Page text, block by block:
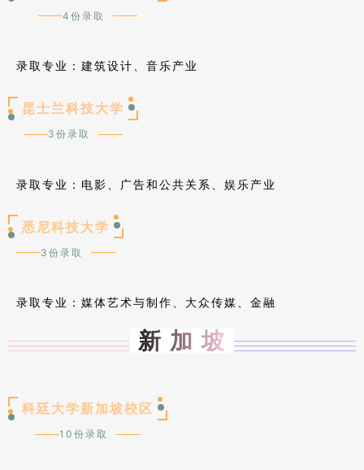
4份录取
录取专业：建筑设计、音乐产业
昆士兰科技大学
3份录取
录取专业： 电影、广告和公共关系、娱乐产业
悉尼科技大学
3份录取
录取专业： 媒体艺术与制作、大众传媒、金融
新 加 坡
科廷大学新加坡校区
10份录取